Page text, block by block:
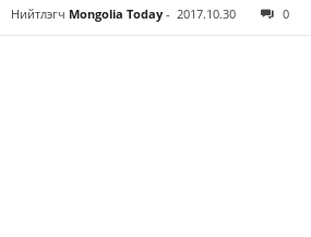
Нийтлэгч Mongolia Today - 2017.10.30 0